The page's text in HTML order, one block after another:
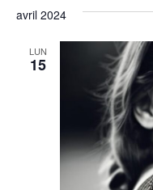
avril 2024
LUN
15